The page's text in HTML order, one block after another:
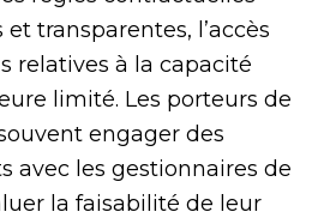
transparentes, l’accès
relatives à la capacité
limité. Les porteurs de
engager des
avec les gestionnaires de
la faisabilité de leur